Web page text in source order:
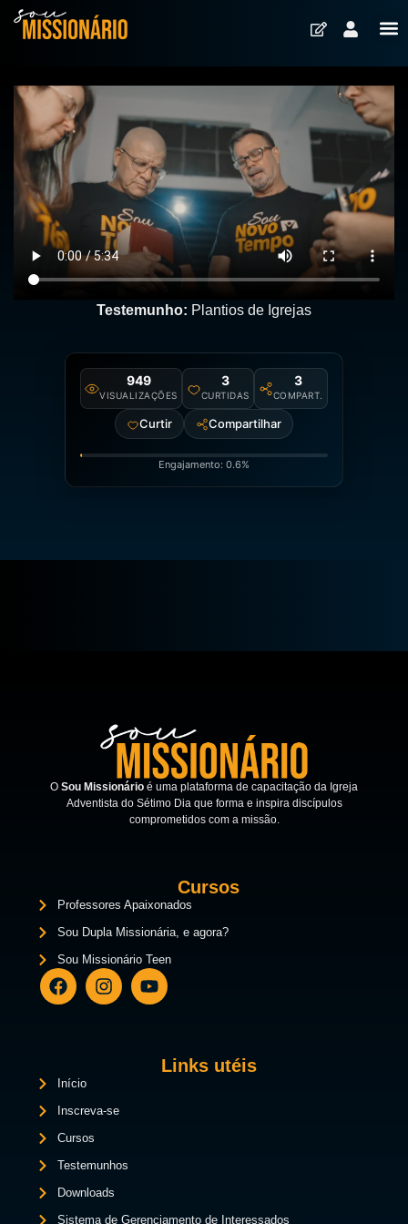
Testemunho: Plantios de Igrejas
949
VISUALIZAÇÕES
3
CURTIDAS
3
COMPART.
Curtir Compartilhar
Engajamento: 0.6%
O Sou Missionário é uma plataforma de capacitação da Igreja
Adventista do Sétimo Dia que forma e inspira discípulos
comprometidos com a missão.
Cursos
Professores Apaixonados
Sou Dupla Missionária, e agora?
Sou Missionário Teen
Links utéis
Início
Inscreva-se
Cursos
Testemunhos
Downloads
Sistema de Gerenciamento de Interessados